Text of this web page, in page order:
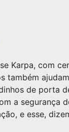
Karpa, com
também
de porta
a segurança
e esse,